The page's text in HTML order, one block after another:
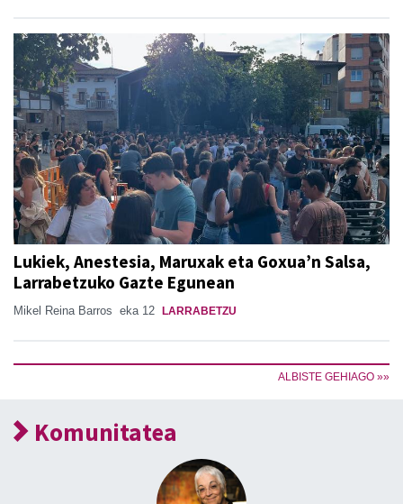
Lukiek, Anestesia, Maruxak eta Goxua’n Salsa,
Larrabetzuko Gazte Egunean
Mikel Reina Barros eka 12 LARRABETZU
ALBISTE GEHIAGO »»
Komunitatea